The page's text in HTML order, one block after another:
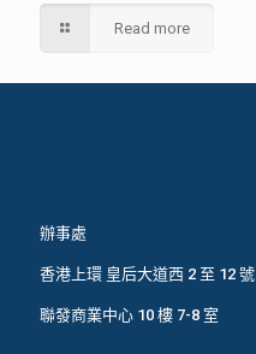
Read more
辦事處
香港上環 皇后大道西 2 至 12 號
聯發商業中心 10 樓 7-8 室